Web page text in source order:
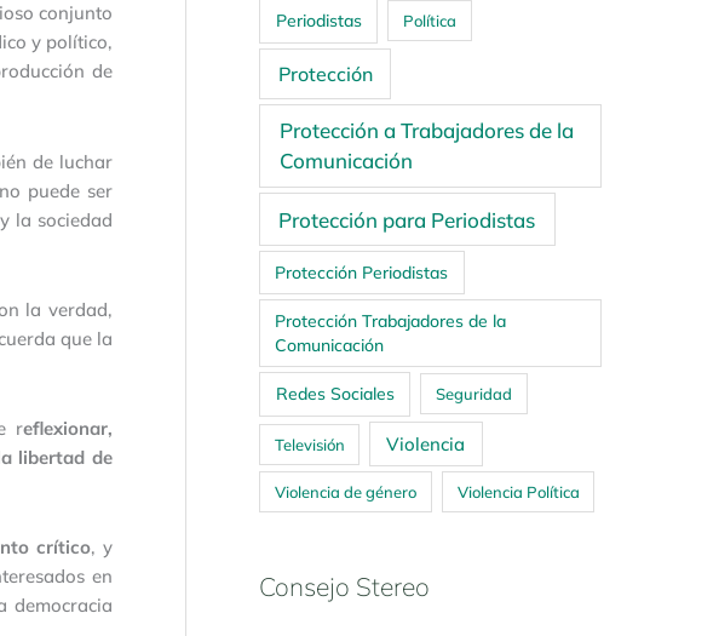
conjunto
y político,
de
de luchar
puede ser
la sociedad
la verdad,
que la
reflexionar,
libertad de
crítico, y
en
democracia
Periodistas Política
Protección
Protección a Trabajadores de la
Comunicación
Protección para Periodistas
Protección Periodistas
Protección Trabajadores de la
Comunicación
Redes Sociales Seguridad
Televisión Violencia
Violencia de género Violencia Política
Consejo Stereo